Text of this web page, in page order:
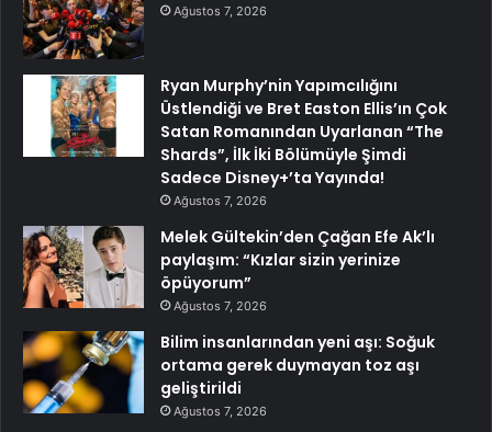
Ağustos 7, 2026
Ryan Murphy’nin Yapımcılığını
Üstlendiği ve Bret Easton Ellis’ın Çok
Satan Romanından Uyarlanan “The
Shards”, İlk İki Bölümüyle Şimdi
Sadece Disney+’ta Yayında!
Ağustos 7, 2026
Melek Gültekin’den Çağan Efe Ak’lı
paylaşım: “Kızlar sizin yerinize
öpüyorum”
Ağustos 7, 2026
Bilim insanlarından yeni aşı: Soğuk
ortama gerek duymayan toz aşı
geliştirildi
Ağustos 7, 2026